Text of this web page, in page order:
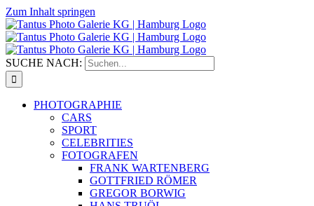
Zum Inhalt springen
SUCHE NACH:
PHOTOGRAPHIE
CARS
SPORT
CELEBRITIES
FOTOGRAFEN
FRANK WARTENBERG
GOTTFRIED RÖMER
GREGOR BORWIG